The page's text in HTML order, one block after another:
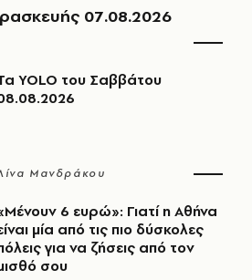
07.08.2026
YOLO του Σαββάτου
Μανδράκου
6 ευρώ»: Γιατί η Αθήνα
μία από τις πιο δύσκολες
για να ζήσεις από τον
σου